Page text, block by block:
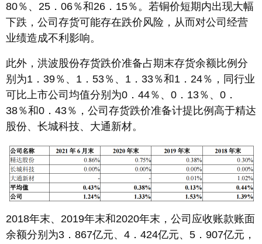
80％、25．06％和26．15％。若铜价短期内出现大幅
下跌，公司存货可能存在跌价风险，从而对公司经营
业绩造成不利影响。
此外，洪波股份存货跌价准备占期末存货余额比例分
别为1．39％、1．53％、1．33％和1．24％，同行业
可比上市公司均值分别为0．44％、0．13％、0．
38％和0．43％，公司存货跌价准备计提比例高于精达
股份、长城科技、大通新材。
2018年末、2019年末和2020年末，公司应收账款账面
余额分别为3．867亿元、4．424亿元、5．907亿元，